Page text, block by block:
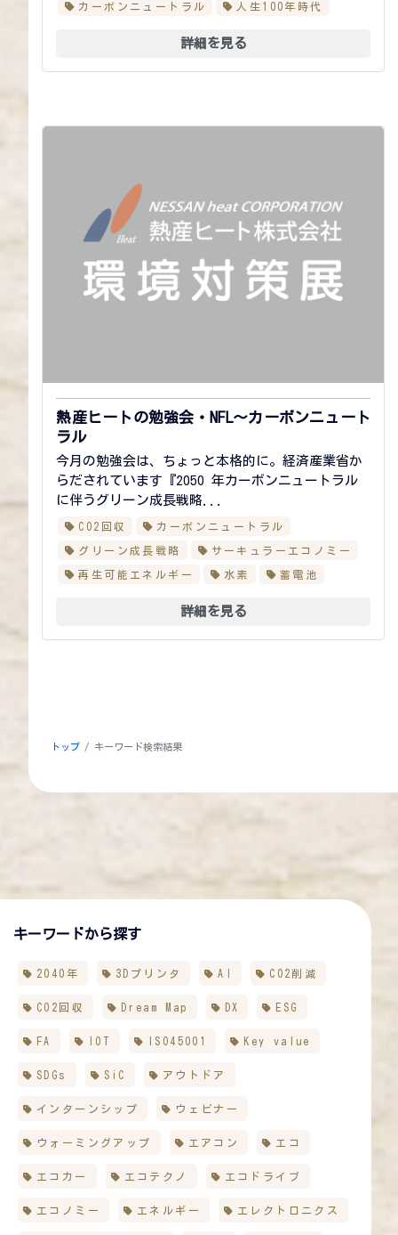
カーボンニュートラル 人生100年時代
詳細を見る
熱産ヒートの勉強会・NFL～カーボンニュート
ラル
今月の勉強会は、ちょっと本格的に。経済産業省か
らだされています『2050 年カーボンニュートラル
に伴うグリーン成長戦略...
CO2回収 カーボンニュートラル
グリーン成長戦略 サーキュラーエコノミー
再生可能エネルギー 水素 蓄電池
詳細を見る
トップ キーワード検索結果
キーワードから探す
2040年 3Dプリンタ AI CO2削減
CO2回収 Dream Map DX ESG
FA IOT ISO45001 Key value
SDGs SiC アウトドア
インターンシップ ウェビナー
ウォーミングアップ エアコン エコ
エコカー エコテクノ エコドライブ
エコノミー エネルギー エレクトロニクス